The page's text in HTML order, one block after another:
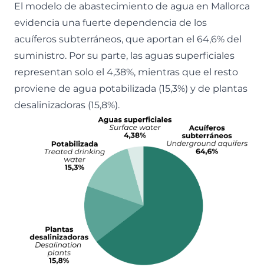
El modelo de abastecimiento de agua en Mallorca
evidencia una fuerte dependencia de los
acuíferos subterráneos, que aportan el 64,6% del
suministro. Por su parte, las aguas superficiales
representan solo el 4,38%, mientras que el resto
proviene de agua potabilizada (15,3%) y de plantas
desalinizadoras (15,8%).